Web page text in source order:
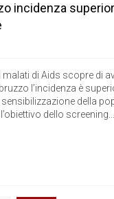
incidenza
malati di Aids scopre di
l’incidenza è
della
dello screening...